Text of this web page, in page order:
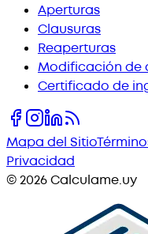
Aperturas
Clausuras
Reaperturas
Modificación de
Certificado de
Mapa del Sitio
Privacidad
©2026Calculame.uy